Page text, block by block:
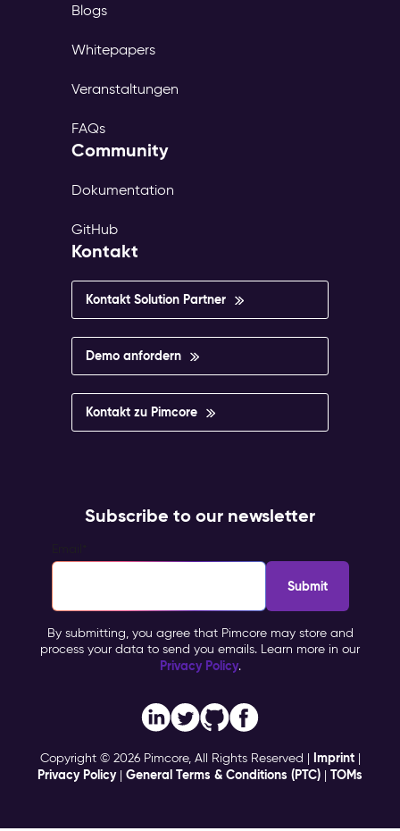
Blogs
Whitepapers
Veranstaltungen
FAQs
Community
Dokumentation
GitHub
Kontakt
Kontakt Solution Partner
Demo anfordern
Kontakt zu Pimcore
Subscribe to our newsletter
By submitting, you agree that Pimcore may store and
process your data to send you emails. Learn more in our
Privacy Policy.
Copyright © 2026 Pimcore, All Rights Reserved | Imprint|
Privacy Policy| General Terms & Conditions (PTC) | TOMs